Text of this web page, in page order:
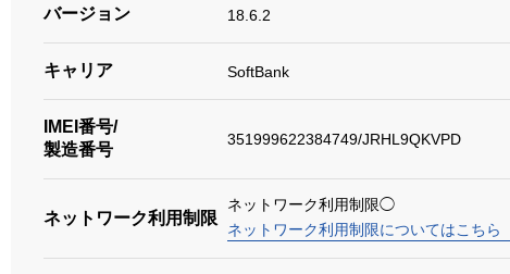
バージョン 18.6.2
キャリア SoftBank
IMEI番号/
製造番号
351999622384749/JRHL9QKVPD
ネットワーク利用制限
ネットワーク利用制限◯
ネットワーク利用制限についてはこちら